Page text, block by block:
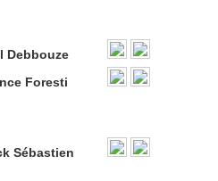
Debbouze
Foresti
Sébastien